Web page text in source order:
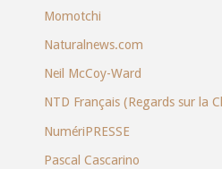
Momotchi
Naturalnews.com
Neil McCoy-Ward
NTD Français (Regards sur la
NumériPRESSE
Pascal Cascarino